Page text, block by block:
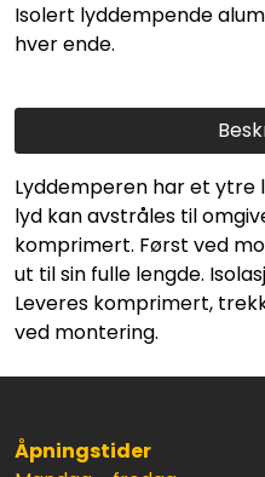
Isolert lyddempende
hver ende.
Lyddemperen har et ytre
lyd kan avstråles til
komprimert. Først ved
ut til sin fulle lengde.
Leveres komprimert,
ved montering.
Åpningstider